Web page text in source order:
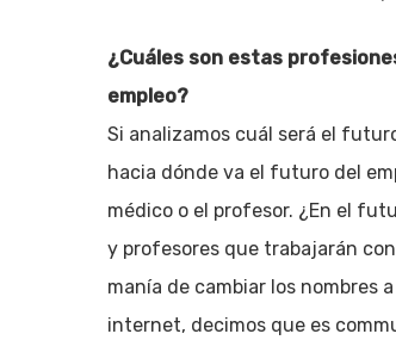
¿Cuáles son estas
empleo?
Si analizamos cuál será el
hacia dónde va el futuro del
médico o el profesor. ¿En el
y profesores que trabajarán
manía de cambiar los nombres
internet, decimos que es